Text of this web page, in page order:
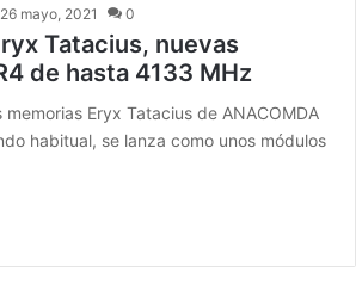
26 mayo, 2021 0
Tatacius, nuevas
de hasta 4133 MHz
Eryx Tatacius de ANACOMDA
habitual, se lanza como unos módulos